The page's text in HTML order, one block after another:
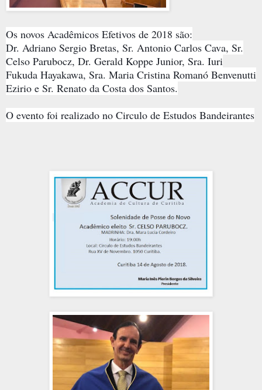
Os novos Acadêmicos Efetivos de 2018 são:
Dr. Adriano Sergio Bretas, Sr. Antonio Carlos Cava, Sr.
Celso Parubocz, Dr. Gerald Koppe Junior, Sra. Iuri
Fukuda Hayakawa, Sra. Maria Cristina Romanó Benvenutti
Ezirio e Sr. Renato da Costa dos Santos.
O evento foi realizado no Circulo de Estudos Bandeirantes